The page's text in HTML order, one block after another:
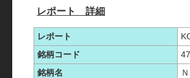
レポート 詳細
レポート
銘柄コード
銘柄名